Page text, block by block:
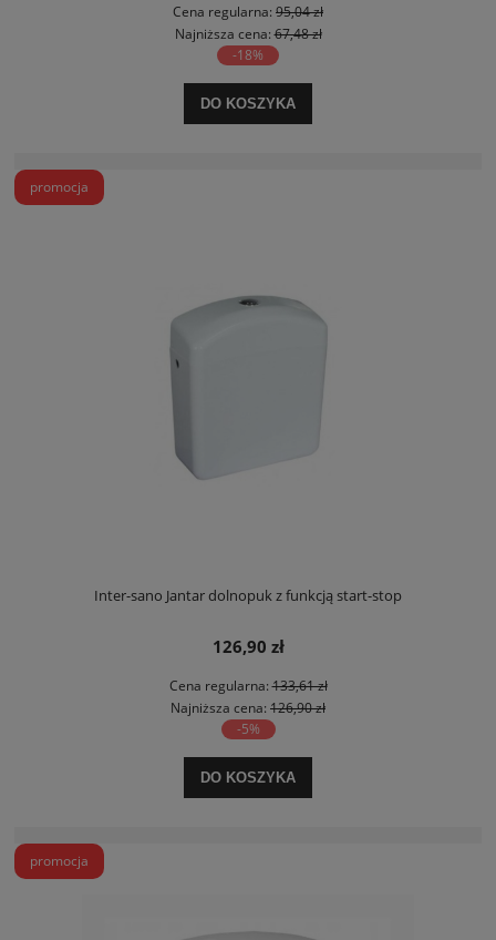
Cena regularna: 95,04 zł
Najniższa cena:67,48 zł
-18%
DO KOSZYKA
Inter-sano Jantar dolnopuk z funkcją start-stop
126,90 zł
Cena regularna:133,61 zł
Najniższa cena: 126,90 zł
-5%
DO KOSZYKA
promocja
promocja